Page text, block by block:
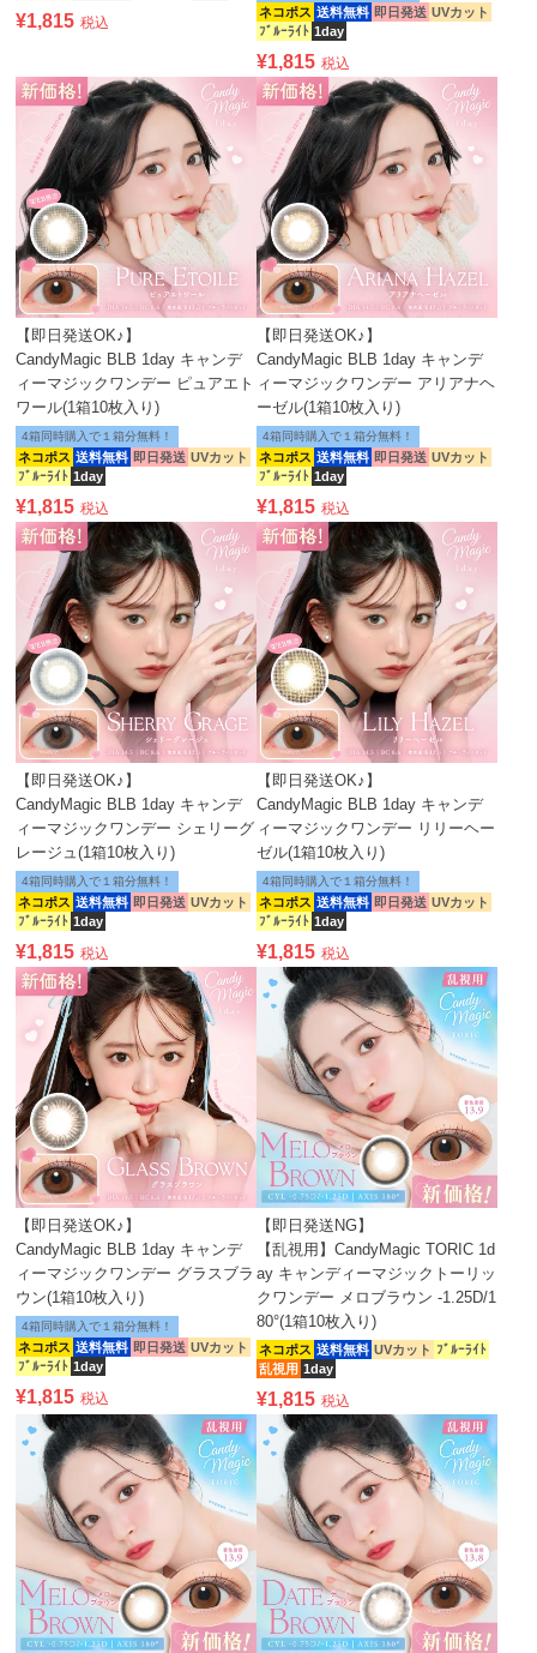
¥1,815 税込
ネコポス 送料無料 即日発送 UVカット
ﾌﾞﾙｰﾗｲﾄ 1day
¥1,815 税込
【即日発送OK♪】
CandyMagic BLB 1day キャンデ
ィーマジックワンデー ピュアエト
ワール(1箱10枚入り)
ネコポス 送料無料 即日発送 UVカット
ﾌﾞﾙｰﾗｲﾄ 1day
4箱同時購入で１箱分無料！
¥1,815 税込
【即日発送OK♪】
CandyMagic BLB 1day キャンデ
ィーマジックワンデー アリアナヘ
ーゼル(1箱10枚入り)
ネコポス 送料無料 即日発送 UVカット
ﾌﾞﾙｰﾗｲﾄ 1day
4箱同時購入で１箱分無料！
¥1,815 税込
【即日発送OK♪】
CandyMagic BLB 1day キャンデ
ィーマジックワンデー シェリーグ
レージュ(1箱10枚入り)
ネコポス 送料無料 即日発送 UVカット
ﾌﾞﾙｰﾗｲﾄ 1day
4箱同時購入で１箱分無料！
¥1,815 税込
【即日発送OK♪】
CandyMagic BLB 1day キャンデ
ィーマジックワンデー リリーヘー
ゼル(1箱10枚入り)
ネコポス 送料無料 即日発送 UVカット
ﾌﾞﾙｰﾗｲﾄ 1day
4箱同時購入で１箱分無料！
¥1,815 税込
【即日発送OK♪】
CandyMagic BLB 1day キャンデ
ィーマジックワンデー グラスブラ
ウン(1箱10枚入り)
ネコポス 送料無料 即日発送 UVカット
ﾌﾞﾙｰﾗｲﾄ 1day
4箱同時購入で１箱分無料！
¥1,815 税込
【即日発送NG】
【乱視用】CandyMagic TORIC 1d
ay キャンディーマジックトーリッ
クワンデー メロブラウン -1.25D/1
80°(1箱10枚入り)
ネコポス 送料無料 UVカット ﾌﾞﾙｰﾗｲﾄ
乱視用 1day
¥1,815 税込